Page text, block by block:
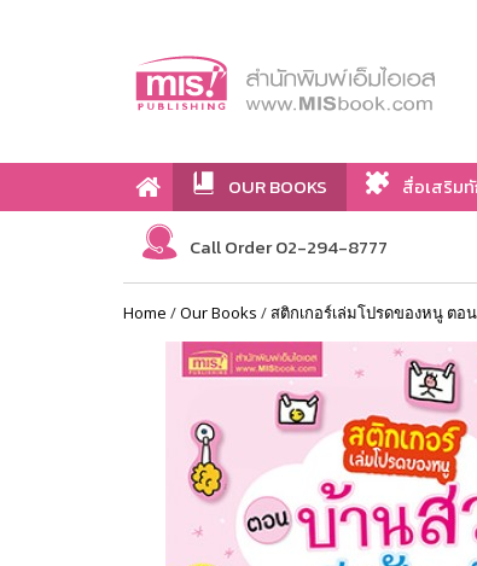
OUR BOOKS สื่อเสริม
Call Order 02-294-8777
Home /Our Books /สติกเกอร์เล่มโปรดของหนู ตอ